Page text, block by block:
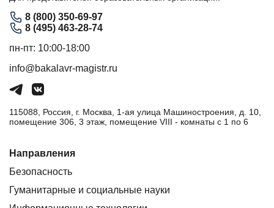
8 (800) 350-69-97
8 (495) 463-28-74
пн-пт: 10:00-18:00
info@bakalavr-magistr.ru
115088, Россия, г. Москва, 1-ая улица Машиностроения, д. 10,
помещение 306, 3 этаж, помещение VIII - комнаты с 1 по 6
Направления
Безопасность
Гуманитарные и социальные науки